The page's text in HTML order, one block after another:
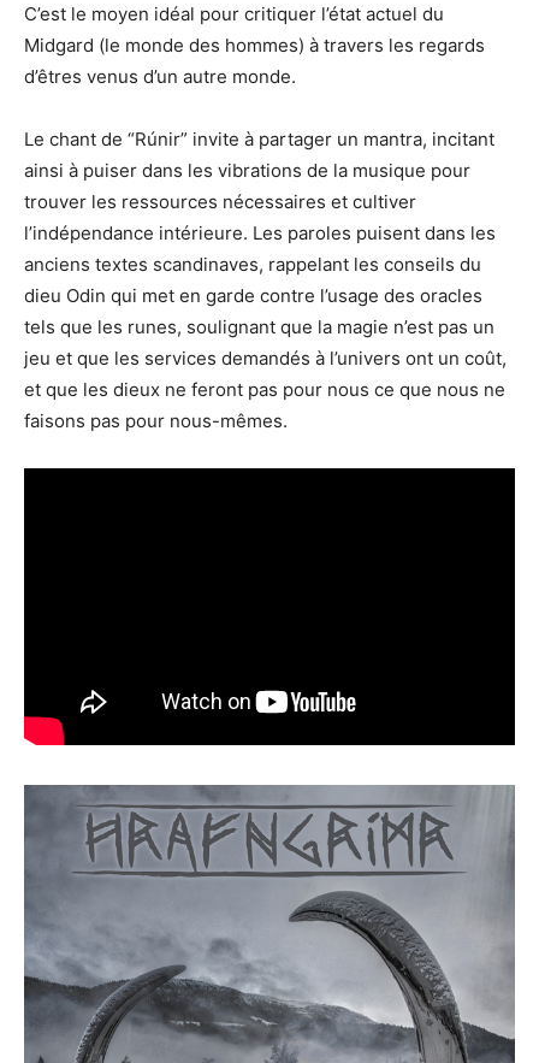
C’est le moyen idéal pour critiquer l’état actuel du
Midgard (le monde des hommes) à travers les regards
d’êtres venus d’un autre monde.
Le chant de “Rúnir” invite à partager un mantra, incitant
ainsi à puiser dans les vibrations de la musique pour
trouver les ressources nécessaires et cultiver
l’indépendance intérieure. Les paroles puisent dans les
anciens textes scandinaves, rappelant les conseils du
dieu Odin qui met en garde contre l’usage des oracles
tels que les runes, soulignant que la magie n’est pas un
jeu et que les services demandés à l’univers ont un coût,
et que les dieux ne feront pas pour nous ce que nous ne
faisons pas pour nous-mêmes.